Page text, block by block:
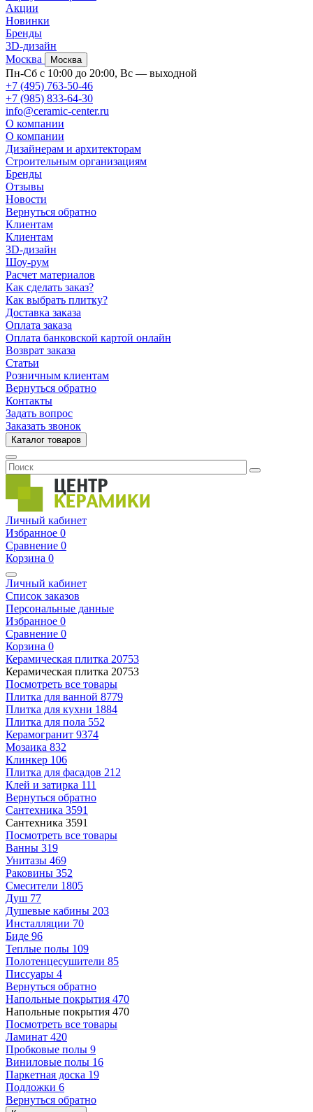
Акции
Новинки
Бренды
3D-дизайн
Москва
Москва
Пн-Сб с 10:00 до 20:00, Вс — выходной
+7 (495) 763-50-46
+7 (985) 833-64-30
info@ceramic-center.ru
О компании
О компании
Дизайнерам и архитекторам
Строительным организациям
Бренды
Отзывы
Новости
Вернуться обратно
Клиентам
Клиентам
3D-дизайн
Шоу-рум
Расчет материалов
Как сделать заказ?
Как выбрать плитку?
Доставка заказа
Оплата заказа
Оплата банковской картой онлайн
Возврат заказа
Статьи
Розничным клиентам
Вернуться обратно
Контакты
Задать вопрос
Заказать звонок
Каталог товаров
Личный кабинет
Избранное 0
Сравнение 0
Корзина 0
Личный кабинет
Список заказов
Персональные данные
Избранное 0
Сравнение 0
Корзина 0
Керамическая плитка 20753
Керамическая плитка 20753
Посмотреть все товары
Плитка для ванной 8779
Плитка для кухни 1884
Плитка для пола 552
Керамогранит 9374
Мозаика 832
Клинкер 106
Плитка для фасадов 212
Клей и затирка 111
Вернуться обратно
Сантехника 3591
Сантехника 3591
Посмотреть все товары
Ванны 319
Унитазы 469
Раковины 352
Смесители 1805
Душ 77
Душевые кабины 203
Инсталляции 70
Биде 96
Теплые полы 109
Полотенцесушители 85
Писсуары 4
Вернуться обратно
Напольные покрытия 470
Напольные покрытия 470
Посмотреть все товары
Ламинат 420
Пробковые полы 9
Виниловые полы 16
Паркетная доска 19
Подложки 6
Вернуться обратно